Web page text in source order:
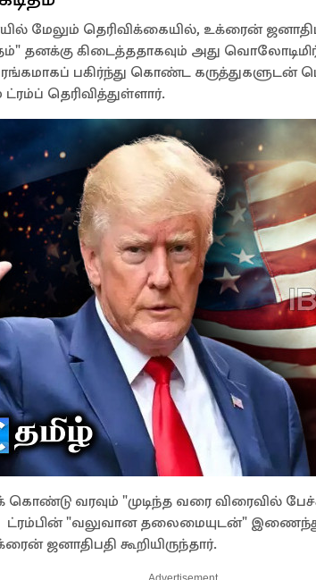
மேலும் தெரிவிக்கையில், உக்ரைன்
தனக்கு கிடைத்ததாகவும் அது
பகிர்ந்து கொண்ட கருத்துகளுடன்
தெரிவித்துள்ளார்.
கொண்டு வரவும் "முடிந்த வரை விரைவில்
"வலுவான தலைமையுடன்"
ஜனாதிபதி கூறியிருந்தார்.